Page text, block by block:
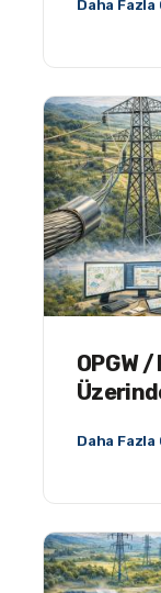
Daha Fazla
OPGW
Daha Fazla